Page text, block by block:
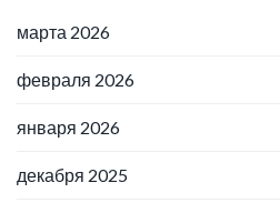
марта 2026
февраля 2026
января 2026
декабря 2025